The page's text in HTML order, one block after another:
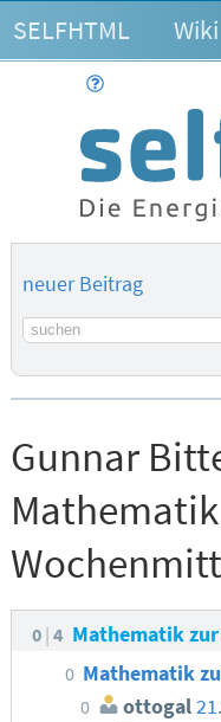
SELFHTML Wiki
neuer Beitrag
Suchbegriff
Gunnar
0 4 Mathematik
0 Mathematik
0 ottogal